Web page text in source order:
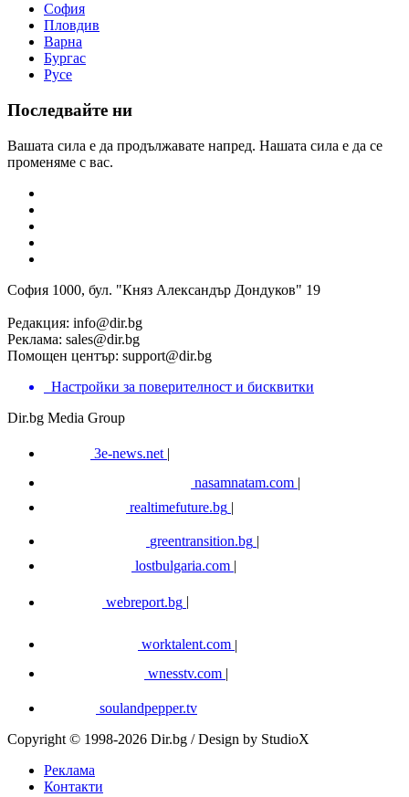
София
Пловдив
Варна
Бургас
Русе
Последвайте ни
Вашата сила е да продължавате напред. Нашата сила е да се
променяме с вас.
София 1000, бул. "Княз Александър Дондуков" 19
Редакция: info@dir.bg
Реклама: sales@dir.bg
Помощен център: support@dir.bg
Настройки за поверителност и бисквитки
Dir.bg Media Group
3e-news.net |
nasamnatam.com |
realtimefuture.bg |
greentransition.bg |
lostbulgaria.com |
webreport.bg
worktalent.com |
wnesstv.com |
soulandpepper.tv
Copyright © 1998-2026 Dir.bg / Design by StudioX
Реклама
Контакти